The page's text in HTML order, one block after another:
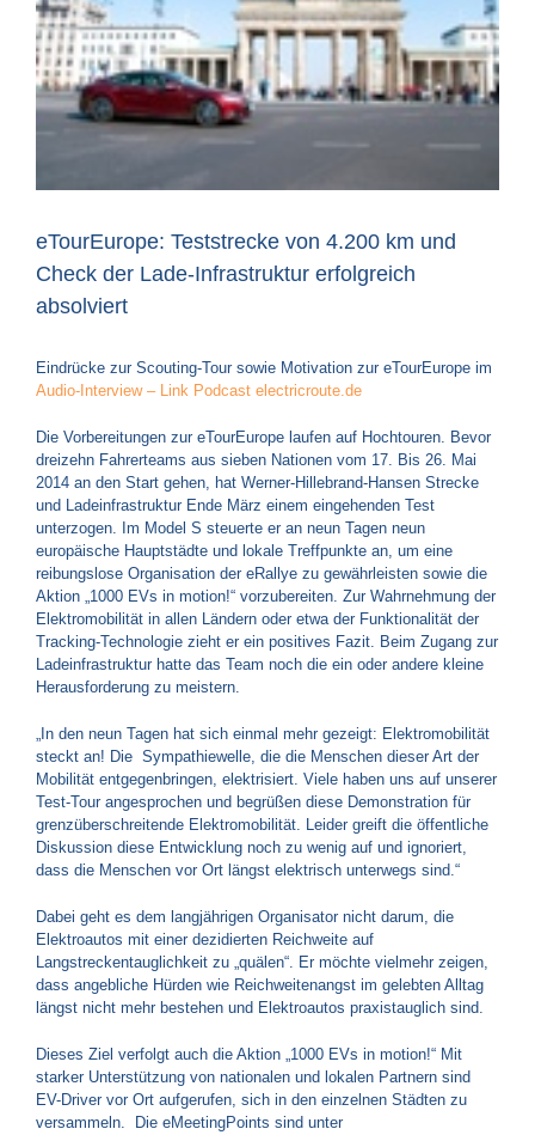
eTourEurope: Teststrecke von 4.200 km und
Check der Lade-Infrastruktur erfolgreich
absolviert
Eindrücke zur Scouting-Tour sowie Motivation zur eTourEurope im
Audio-Interview – Link Podcast electricroute.de
Die Vorbereitungen zur eTourEurope laufen auf Hochtouren. Bevor
dreizehn Fahrerteams aus sieben Nationen vom 17. Bis 26. Mai
2014 an den Start gehen, hat Werner-Hillebrand-Hansen Strecke
und Ladeinfrastruktur Ende März einem eingehenden Test
unterzogen. Im Model S steuerte er an neun Tagen neun
europäische Hauptstädte und lokale Treffpunkte an, um eine
reibungslose Organisation der eRallye zu gewährleisten sowie die
Aktion „1000 EVs in motion!“ vorzubereiten. Zur Wahrnehmung der
Elektromobilität in allen Ländern oder etwa der Funktionalität der
Tracking-Technologie zieht er ein positives Fazit. Beim Zugang zur
Ladeinfrastruktur hatte das Team noch die ein oder andere kleine
Herausforderung zu meistern.
„In den neun Tagen hat sich einmal mehr gezeigt: Elektromobilität
steckt an! Die Sympathiewelle, die die Menschen dieser Art der
Mobilität entgegenbringen, elektrisiert. Viele haben uns auf unserer
Test-Tour angesprochen und begrüßen diese Demonstration für
grenzüberschreitende Elektromobilität. Leider greift die öffentliche
Diskussion diese Entwicklung noch zu wenig auf und ignoriert,
dass die Menschen vor Ort längst elektrisch unterwegs sind.“
Dabei geht es dem langjährigen Organisator nicht darum, die
Elektroautos mit einer dezidierten Reichweite auf
Langstreckentauglichkeit zu „quälen“. Er möchte vielmehr zeigen,
dass angebliche Hürden wie Reichweitenangst im gelebten Alltag
längst nicht mehr bestehen und Elektroautos praxistauglich sind.
Dieses Ziel verfolgt auch die Aktion „1000 EVs in motion!“ Mit
starker Unterstützung von nationalen und lokalen Partnern sind
EV-Driver vor Ort aufgerufen, sich in den einzelnen Städten zu
versammeln. Die eMeetingPoints sind unter